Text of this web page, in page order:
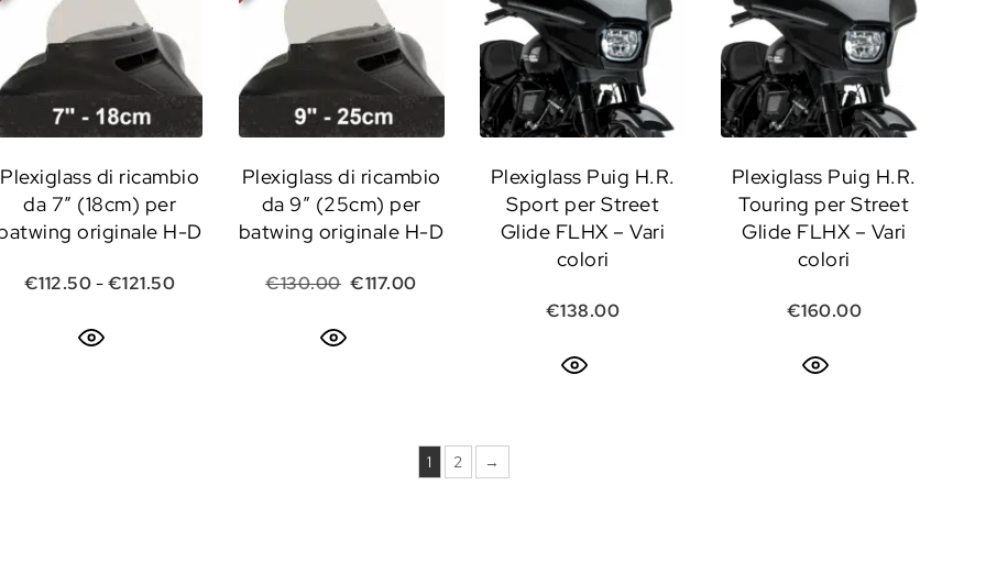
Plexiglass di ricambio
da 7” (18cm) per
originale H-D
€112.50-€121.50Fascia di prezzo: da €112.50 a €121.50
Plexiglass di ricambio
da 9” (25cm) per
batwing originale H-D
€130.00 Il prezzo originale era: €130.00.
€117.00Il prezzo attuale è: €117.00.
Plexiglass Puig H.R.
Sport per Street
Glide FLHX – Vari
colori
€138.00
Plexiglass Puig H.R.
Touring per Street
Glide FLHX – Vari
colori
€160.00
1 2 →